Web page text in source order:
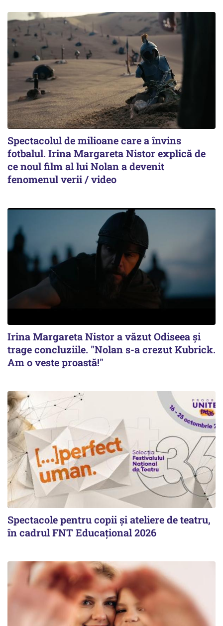
Spectacolul de milioane care a învins
fotbalul. Irina Margareta Nistor explică de
ce noul film al lui Nolan a devenit
fenomenul verii / video
Irina Margareta Nistor a văzut Odiseea şi
trage concluziile. "Nolan s-a crezut Kubrick.
Am o veste proastă!"
Spectacole pentru copii și ateliere de teatru,
în cadrul FNT Educațional 2026